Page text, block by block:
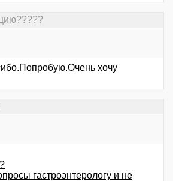
хочу
гастроэнтерологу и не